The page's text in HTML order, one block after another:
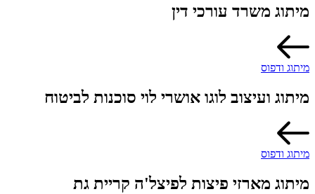
מיתוג משרד עורכי דין
מיתוג ודפוס
מיתוג ועיצוב לוגו אושרי לוי סוכנות לביטוח
מיתוג ודפוס
מיתוג מארזי פיצות לפיצל'ה קריית גת